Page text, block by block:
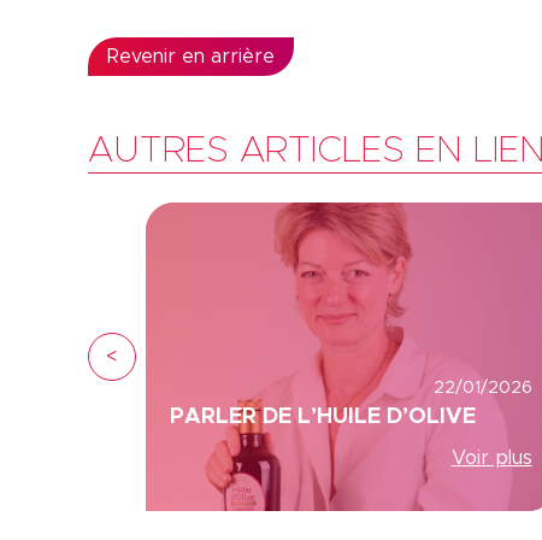
Revenir en arrière
AUTRES ARTICLES EN LIEN
22/01/2026
PARLER DE L’HUILE D’OLIVE
Voir plus
<